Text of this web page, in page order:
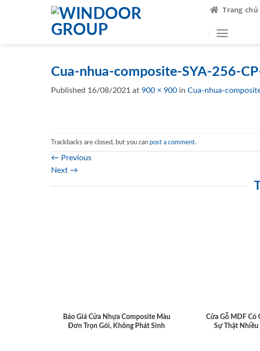
Trang chủ
Cua-nhua-composite-SYA-256-
Published 16/08/2021 at 900 × 900 in Cua-nhua-
Trackbacks are closed, but you can post a comment.
← Previous
Next →
Báo Giá Cửa Nhựa Composite Màu
Đơn Trọn Gói, Không Phát Sinh
Cửa Gỗ MDF Có
Sự Thật